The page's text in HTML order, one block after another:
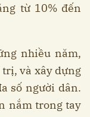
từ 10% đến
nhiều năm,
trị, và xây dựng
số người dân.
nắm trong tay